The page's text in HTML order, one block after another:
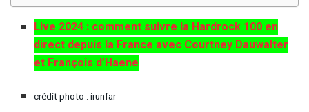
Live 2024 : comment suivre la Hardrock 100 en
direct depuis la France avec Courtney Dauwalter
et François d’Haene
crédit photo : irunfar